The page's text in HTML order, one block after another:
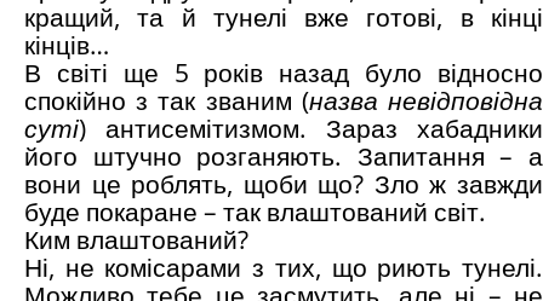
кращий, та й тунелі вже готові, в кінці
кінців…
В світі ще 5 років назад було відносно
спокійно з так званим (назва невідповідна
суті) антисемітизмом. Зараз хабадники
його штучно розганяють. Запитання – а
вони це роблять, щоби що? Зло ж завжди
буде покаране – так влаштований світ.
Ким влаштований?
Ні, не комісарами з тих, що риють тунелі.